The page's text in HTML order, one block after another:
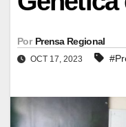
Por Prensa Regional
OCT 17, 2023